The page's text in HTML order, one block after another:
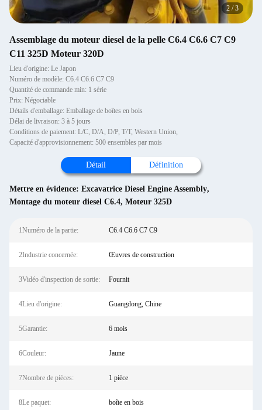
2 /3
Assemblage du moteur diesel de la pelle C6.4 C6.6 C7 C9
C11 325D Moteur 320D
Lieu d'origine: Le Japon
Numéro de modèle: C6.4 C6.6 C7 C9
Quantité de commande min: 1 série
Prix: Négociable
Détails d'emballage: Emballage de boîtes en bois
Délai de livraison: 3 à 5 jours
Conditions de paiement: L/C, D/A, D/P, T/T, Western Union,
Capacité d'approvisionnement: 500 ensembles par mois
Détail Définition
Mettre en évidence: Excavatrice Diesel Engine Assembly,
Montage du moteur diesel C6.4, Moteur 325D
1Numéro de la partie: C6.4 C6.6 C7 C9
2Industrie concernée: Œuvres de construction
3Vidéo d'inspection de sortie: Fournit
4Lieu d'origine: Guangdong, Chine
5Garantie: 6 mois
6Couleur: Jaune
7Nombre de pièces: 1 pièce
8Le paquet: boîte en bois